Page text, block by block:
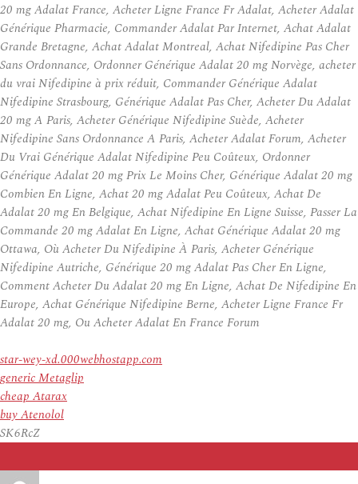
20 mg Adalat France, Acheter Ligne France Fr Adalat, Acheter Adalat
Générique Pharmacie, Commander Adalat Par Internet, Achat Adalat
Grande Bretagne, Achat Adalat Montreal, Achat Nifedipine Pas Cher
Sans Ordonnance, Ordonner Générique Adalat 20 mg Norvège, acheter
du vrai Nifedipine à prix réduit, Commander Générique Adalat
Nifedipine Strasbourg, Générique Adalat Pas Cher, Acheter Du Adalat
20 mg A Paris, Acheter Générique Nifedipine Suède, Acheter
Nifedipine Sans Ordonnance A Paris, Acheter Adalat Forum, Acheter
Du Vrai Générique Adalat Nifedipine Peu Coûteux, Ordonner
Générique Adalat 20 mg Prix Le Moins Cher, Générique Adalat 20 mg
Combien En Ligne, Achat 20 mg Adalat Peu Coûteux, Achat De
Adalat 20 mg En Belgique, Achat Nifedipine En Ligne Suisse, Passer La
Commande 20 mg Adalat En Ligne, Achat Générique Adalat 20 mg
Ottawa, Où Acheter Du Nifedipine À Paris, Acheter Générique
Nifedipine Autriche, Générique 20 mg Adalat Pas Cher En Ligne,
Comment Acheter Du Adalat 20 mg En Ligne, Achat De Nifedipine En
Europe, Achat Générique Nifedipine Berne, Acheter Ligne France Fr
Adalat 20 mg, Ou Acheter Adalat En France Forum
star-wey-xd.000webhostapp.com
generic Metaglip
cheap Atarax
buy Atenolol
SK6RcZ